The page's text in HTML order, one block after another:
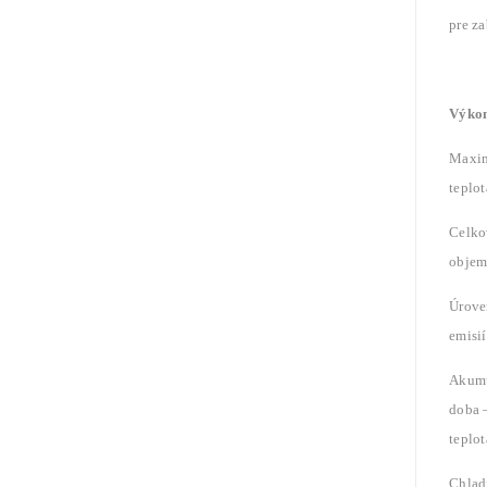
pre
doba